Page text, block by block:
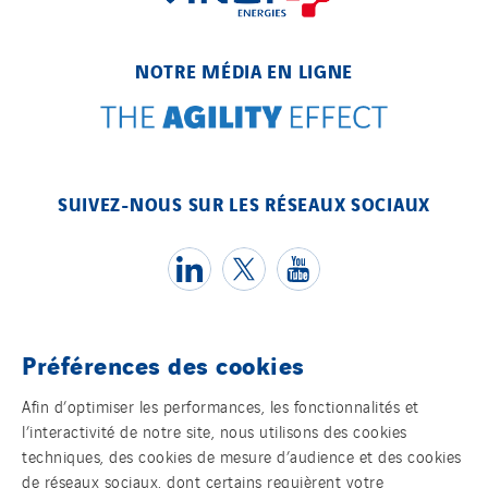
NOTRE MÉDIA EN LIGNE
SUIVEZ-NOUS SUR LES RÉSEAUX SOCIAUX
Témoins
Mentions légales
Cegelec Projets Hydrogène
Cegelec Rennes Projets
Cegelec Reunion Ascenseurs
Cegelec Strasbourg
Cegelec Valenciennes Tertiaire
Cinodis
City Electric
Clède
Clémançon
Préférences des cookies
Afin d’optimiser les performances, les fonctionnalités et
l’interactivité de notre site, nous utilisons des cookies
techniques, des cookies de mesure d’audience et des cookies
de réseaux sociaux, dont certains requièrent votre